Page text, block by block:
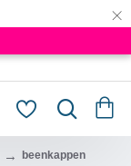
×
beenkappen